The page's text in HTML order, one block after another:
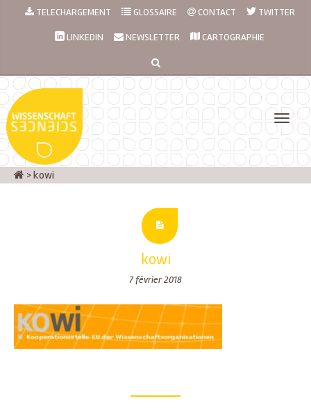
TELECHARGEMENT GLOSSAIRE CONTACT TWITTER
LINKEDIN NEWSLETTER CARTOGRAPHIE
>kowi
kowi
7 février 2018